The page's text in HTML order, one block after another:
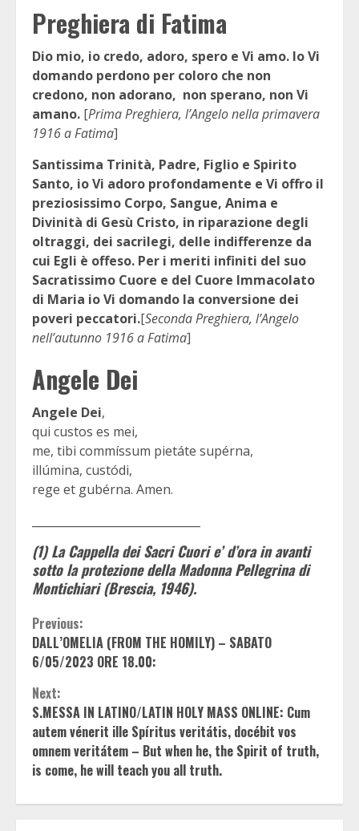
Preghiera di Fatima
Dio mio, io credo, adoro, spero e Vi amo. Io Vi
domando perdono per coloro che non
credono, non adorano, non sperano, non Vi
amano. [Prima Preghiera, l’Angelo nella primavera
1916 a Fatima]
Santissima Trinità, Padre, Figlio e Spirito
Santo, io Vi adoro profondamente e Vi offro il
preziosissimo Corpo, Sangue, Anima e
Divinità di Gesù Cristo, in riparazione degli
oltraggi, dei sacrilegi, delle indifferenze da
cui Egli è offeso. Per i meriti infiniti del suo
Sacratissimo Cuore e del Cuore Immacolato
di Maria io Vi domando la conversione dei
poveri peccatori.[Seconda Preghiera, l’Angelo
nell’autunno 1916 a Fatima]
Angele Dei
Angele Dei,
qui custos es mei,
me, tibi commíssum pietáte supérna,
illúmina, custódi,
rege et gubérna. Amen.
(1) La Cappella dei Sacri Cuori e’ d’ora in avanti
sotto la protezione della Madonna Pellegrina di
Montichiari (Brescia, 1946).
Continue
Reading
Previous:
DALL’OMELIA (FROM THE HOMILY) – SABATO
6/05/2023 ORE 18.00:
Next:
S.MESSA IN LATINO/LATIN HOLY MASS ONLINE: Cum
autem vénerit ille Spíritus veritátis, docébit vos
omnem veritátem – But when he, the Spirit of truth,
is come, he will teach you all truth.